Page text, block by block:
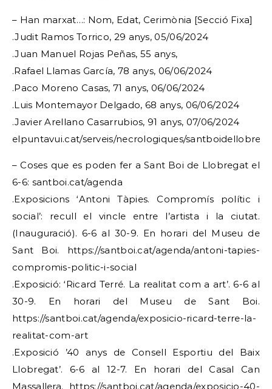
– Han marxat…: Nom, Edat, Cerimònia [Secció Fixa]
.Judit Ramos Torrico, 29 anys, 05/06/2024
.Juan Manuel Rojas Peñas, 55 anys,
.Rafael Llamas García, 78 anys, 06/06/2024
.Paco Moreno Casas, 71 anys, 06/06/2024
.Luis Montemayor Delgado, 68 anys, 06/06/2024
.Javier Arellano Casarrubios, 91 anys, 07/06/2024
elpuntavui.cat/serveis/necrologiques/
– Coses que es poden fer a Sant Boi de Llobregat el
6-6: santboi.cat/agenda
.Exposicions ‘Antoni Tàpies. Compromís polític i
social’: recull el vincle entre l’artista i la ciutat.
(Inauguració). 6-6 al 30-9. En horari del Museu de
Sant Boi. https://santboi.cat/agenda/antoni-tapies-
compromis-politic-i-social
.Exposició: ‘Ricard Terré. La realitat com a art’. 6-6 al
30-9. En horari del Museu de Sant Boi.
https://santboi.cat/agenda/exposicio-ricard-terre-la-
realitat-com-art
.Exposició ’40 anys de Consell Esportiu del Baix
Llobregat’. 6-6 al 12-7. En horari del Casal Can
Massallera. https://santboi.cat/agenda/exposicio-40-